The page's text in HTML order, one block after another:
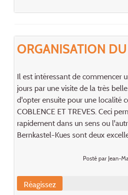
ORGANISATION
Il est intéressant de commencer
jours par une visite de la très
d'opter ensuite pour une localité
COBLENCE ET TREVES. Ceci
rapidement dans un sens ou
Bernkastel-Kues sont deux
Posté par Jean-
Réagissez